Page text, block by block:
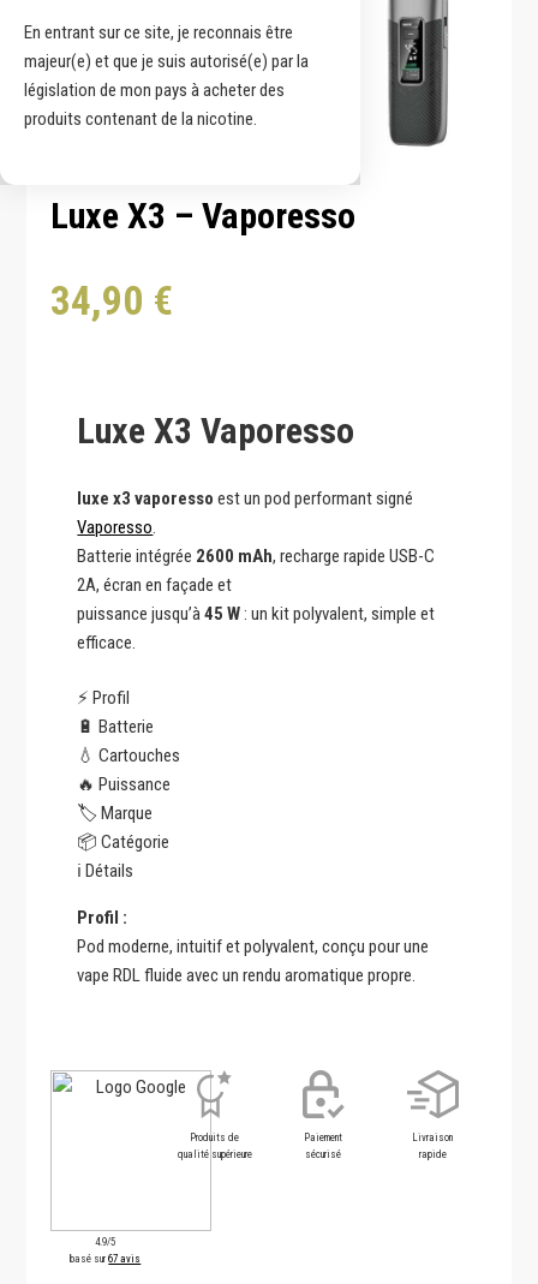
En entrant sur ce site, je reconnais être
majeur(e) et que je suis autorisé(e) par la
législation de mon pays à acheter des
produits contenant de la nicotine.
Luxe X3 – Vaporesso
34,90 €
Luxe X3 Vaporesso
luxe x3 vaporesso est un pod performant signé
Vaporesso.
Batterie intégrée 2600 mAh, recharge rapide USB-C
2A, écran en façade et
puissance jusqu’à45 W: un kit polyvalent, simple et
efficace.
⚡ Profil
🔋 Batterie
💧 Cartouches
🔥 Puissance
🏷️ Marque
📦 Catégorie
ℹ️ Détails
Profil :
Pod moderne, intuitif et polyvalent, conçu pour une
vape RDL fluide avec un rendu aromatique propre.
4.9/5
basé sur67 avis
Produits de
qualité supérieure
Paiement
sécurisé
Livraison
rapide